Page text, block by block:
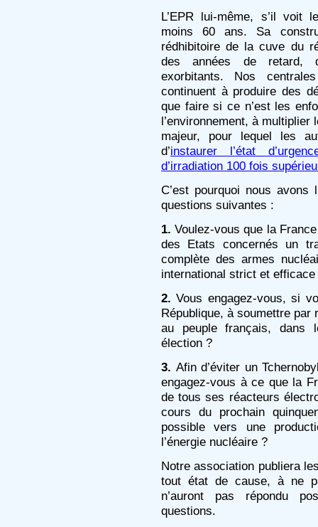
L’EPR lui-même, s’il voit
moins 60 ans. Sa
rédhibitoire de la cuve du
des années de retard,
exorbitants. Nos
continuent à produire des
que faire si ce n’est les
l’environnement, à multiplier
majeur, pour lequel les
d’instaurer l’état
d’irradiation 100 fois
C’est pourquoi nous
questions suivantes :
1.Voulez-vous que la
des Etats concernés un
complète des armes
international strict et efficace
2. Vous engagez-vous, si
République, à soumettre par
au peuple français, dans
élection ?
3. Afin d’éviter un
engagez-vous à ce que la
de tous ses réacteurs
cours du prochain
possible vers une
l’énergie nucléaire ?
Notre association publiera
tout état de cause, à ne
n’auront pas répondu
questions.